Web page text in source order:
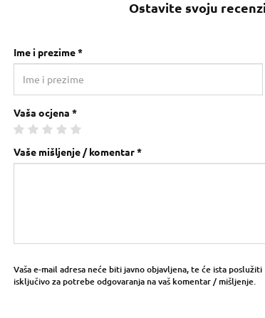
Ostavite svoju
Ime i prezime *
Vaša ocjena *
Vaše mišljenje / komentar *
Vaša e-mail adresa neće biti javno objavljena, te će ista poslužiti
isključivo za potrebe odgovaranja na vaš komentar / mišljenje.